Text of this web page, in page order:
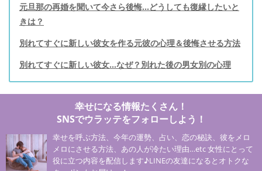
元旦那の再婚を聞いて今さら後悔...どうしても復縁したいと
きは？
別れてすぐに新しい彼女を作る元彼の心理＆後悔させる方法
別れてすぐに新しい彼女…なぜ？別れた後の男女別の心理
幸せになる情報たくさん！
SNSでウラッテをフォローしよう！
幸せを呼ぶ方法、今年の運勢、占い、恋の秘訣、彼をメロ
メロにさせる方法、あの人が冷たい理由…etc 女性にとって
役に立つ内容を配信します♪LINEの友達になるとオトクな